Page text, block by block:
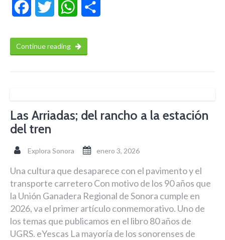
FacebookTwitter WhatsApp
Continue reading
Las Arriadas; del rancho a la estación
del tren
Explora Sonora enero 3, 2026
Una cultura que desaparece con el pavimento y el
transporte carretero Con motivo de los 90 años que
la Unión Ganadera Regional de Sonora cumple en
2026, va el primer artículo conmemorativo. Uno de
los temas que publicamos en el libro 80 años de
UGRS. eYescas La mayoría de los sonorenses de